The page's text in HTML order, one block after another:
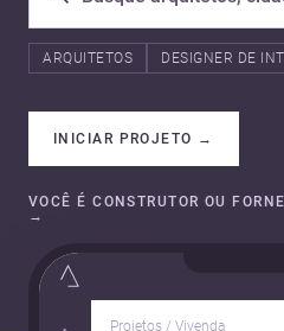
ARQUITETOS DESIGNER DE
INICIAR PROJETO →
VOCÊ É CONSTRUTOR OU
→
Projetos / Vivenda